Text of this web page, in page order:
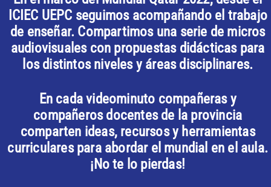
C
ICIEC UEPC seguimos acompañando el trabajo
de enseñar. Compartimos una serie de micros
audiovisuales con propuestas didácticas para
los distintos niveles y áreas disciplinares.
En cada videominuto compañeras y
compañeros docentes de la provincia
comparten ideas, recursos y herramientas
curriculares para abordar el mundial en el aula.
¡No te lo pierdas!